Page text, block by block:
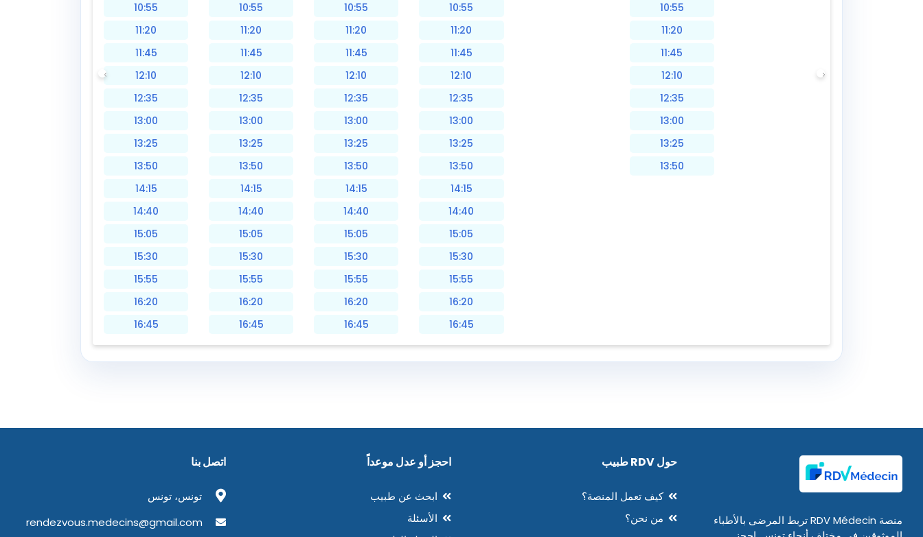
10:55
11:20
11:45
12:10
12:35
13:00
13:25
13:50
14:15
14:40
15:05
15:30
15:55
16:20
16:45
10:55
11:20
11:45
12:10
12:35
13:00
13:25
13:50
14:15
14:40
15:05
15:30
15:55
16:20
16:45
10:55
11:20
11:45
12:10
12:35
13:00
13:25
13:50
14:15
14:40
15:05
15:30
15:55
16:20
16:45
10:55
11:20
11:45
12:10
12:35
13:00
13:25
13:50
14:15
14:40
15:05
15:30
15:55
16:20
16:45
10:55
11:20
11:45
12:10
12:35
13:00
13:25
13:50
منصة RDV Médecin تربط المرضى بالأطباء
حول RDV طبيب
كيف تعمل المنصة؟
من نحن؟
احجز أو عدل موعداً
ابحث عن طبيب
الأسئلة
اتصل بنا
تونس، تونس